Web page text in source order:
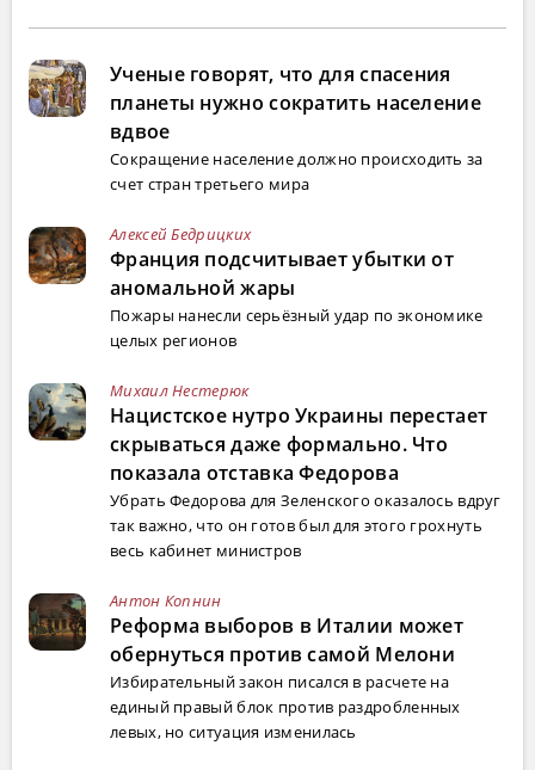
Ученые говорят, что для спасения
планеты нужно сократить население
вдвое
Сокращение население должно происходить за
счет стран третьего мира
Алексей Бедрицких
Франция подсчитывает убытки от
аномальной жары
Пожары нанесли серьёзный удар по экономике
целых регионов
Михаил Нестерюк
Нацистское нутро Украины перестает
скрываться даже формально. Что
показала отставка Федорова
Убрать Федорова для Зеленского оказалось вдруг
так важно, что он готов был для этого грохнуть
весь кабинет министров
Антон Копнин
Реформа выборов в Италии может
обернуться против самой Мелони
Избирательный закон писался в расчете на
единый правый блок против раздробленных
левых, но ситуация изменилась